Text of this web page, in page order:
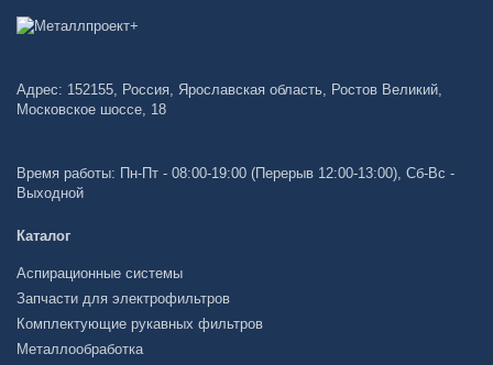
Адрес: 152155, Россия, Ярославская область, Ростов Великий,
Московское шоссе, 18
Время работы: Пн-Пт - 08:00-19:00 (Перерыв 12:00-13:00), Сб-Вс -
Выходной
Каталог
Аспирационные системы
Запчасти для электрофильтров
Комплектующие рукавных фильтров
Металлообработка